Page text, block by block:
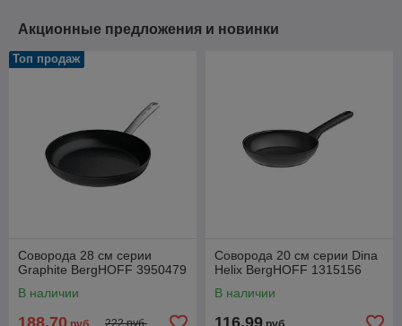
Акционные предложения и новинки
Топ продаж
Соворода 28 см серии
Graphite BergHOFF 3950479
В наличии
222 руб.
Соворода 20 см серии Dina
Helix BergHOFF 1315156
В наличии